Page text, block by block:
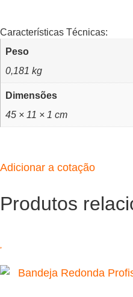
Características Técnicas:
Peso
0,181 kg
Dimensões
45 × 11 × 1 cm
Adicionar a cotação
Produtos